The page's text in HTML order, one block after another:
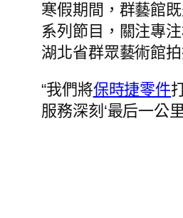
寒假期間，群藝館
系列節目，關注專
湖北省群眾藝術館
“我們將保時捷零件
服務深刻‘最后一公